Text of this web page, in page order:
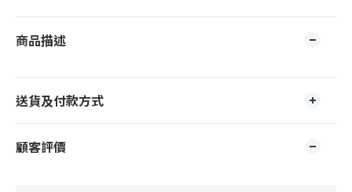
商品描述
送貨及付款方式
顧客評價